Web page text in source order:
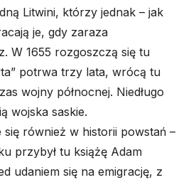
Litwini, którzy jednak – jak
je, gdy zaraza
W 1655 rozgoszczą się tu
potrwa trzy lata, wrócą tu
wojny północnej. Niedługo
wojska saskie.
się również w historii powstań –
przybył tu książę Adam
udaniem się na emigrację, z